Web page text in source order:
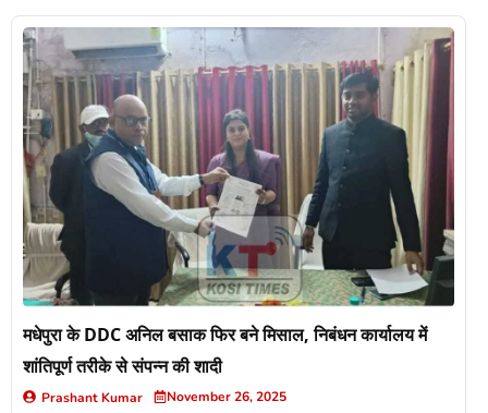
मधेपुरा के DDC अनिल बसाक फिर बने मिसाल, निबंधन कार्यालय में
शांतिपूर्ण तरीके से संपन्न की शादी
Prashant Kumar November 26, 2025